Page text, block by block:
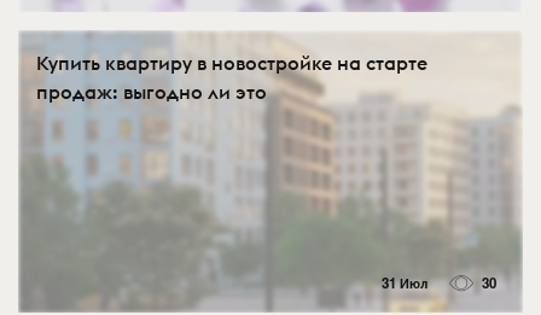
Купить квартиру в новостройке на старте
продаж: выгодно ли это
31 Июл 30